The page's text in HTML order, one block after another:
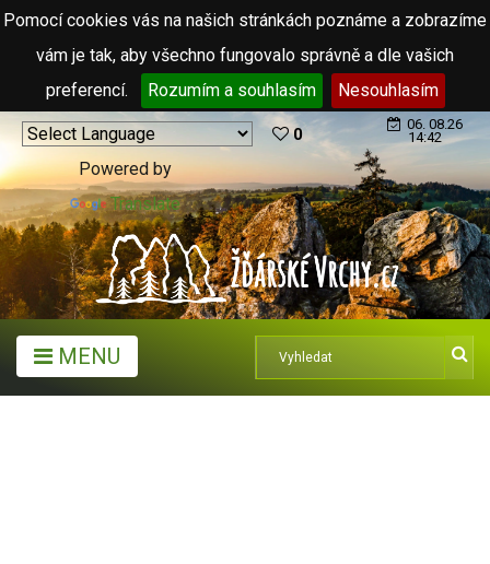
Pomocí cookies vás na našich stránkách poznáme a zobrazíme
vám je tak, aby všechno fungovalo správně a dle vašich
preferencí.
Rozumím a souhlasím Nesouhlasím
Powered by
Translate
0
06. 08.26
14:42
MENU